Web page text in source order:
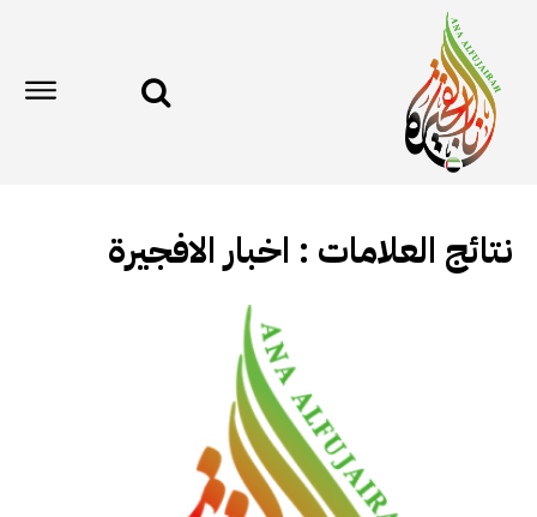
نتائج العلامات : اخبار الافجيرة